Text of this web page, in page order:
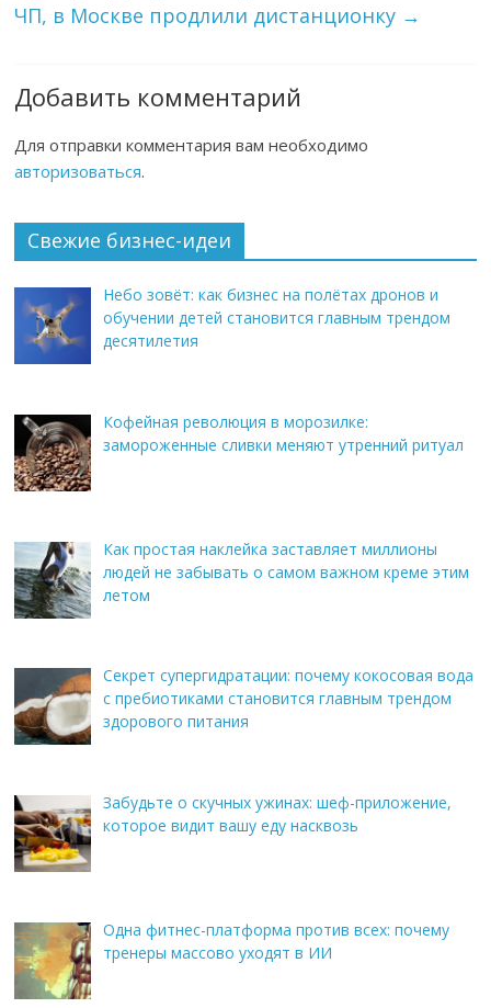
ЧП, в Москве продлили дистанционку →
Добавить комментарий
Для отправки комментария вам необходимо
авторизоваться.
Свежие бизнес-идеи
Небо зовёт: как бизнес на полётах дронов и
обучении детей становится главным трендом
десятилетия
Кофейная революция в морозилке:
замороженные сливки меняют утренний ритуал
Как простая наклейка заставляет миллионы
людей не забывать о самом важном креме этим
летом
Секрет супергидратации: почему кокосовая вода
с пребиотиками становится главным трендом
здорового питания
Забудьте о скучных ужинах: шеф-приложение,
которое видит вашу еду насквозь
Одна фитнес-платформа против всех: почему
тренеры массово уходят в ИИ